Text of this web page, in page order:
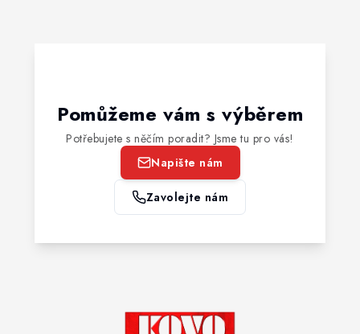
Pomůžeme vám s výběrem
Potřebujete s něčím poradit? Jsme tu pro vás!
Napište nám
Zavolejte nám